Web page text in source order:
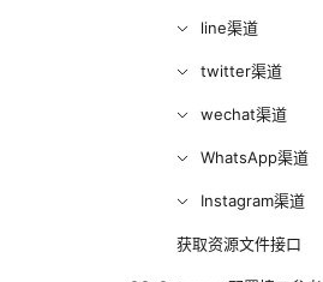
line渠道
twitter渠道
wechat渠道
WhatsApp渠道
Instagram渠道
获取资源文件接口